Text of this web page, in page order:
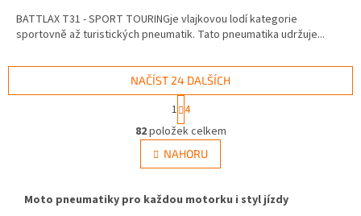
BATTLAX T31 - SPORT TOURINGje vlajkovou lodí kategorie
sportovně až turistických pneumatik. Tato pneumatika udržuje...
O
v
l
á
a
NAČÍST 24 DALŠÍCH
S
t
r
á
n
k
v
1 4
82položek celkem
NAHORU
Moto pneumatiky pro každou motorku i styl jízdy